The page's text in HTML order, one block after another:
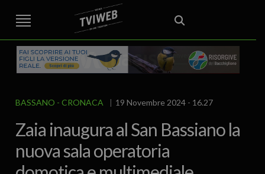
STREET TG CRONACA VENETO
VICENZA E PROVINCIA
AREA BERICA
ECONOMIA ATTUALITA’ POLITICA
EDITORIALE ITALIA E MONDO CURIOSITÀ – LIFESTYLE
CULTURA ARTE
SPORT
IL GRAFFIO FOOD & DRINK FUORIPORTA EROTICO VICENTINO
BASSANO CRONACA 19 Novembre 2024 - 16.27
Zaia inaugura al San Bassiano la
nuova sala operatoria